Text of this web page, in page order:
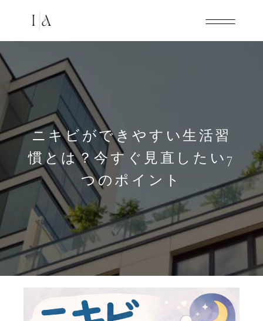
ニキビができやすい生活習
慣とは？今すぐ見直したい7
つのポイント